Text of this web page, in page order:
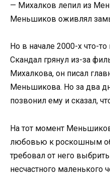
— Михалков лепил из
Меньшиков оживлял
Но в начале 2000-х что-
Скандал грянул из-за
Михалкова, он писал
Меньшикова. Но за два
позвонил ему и сказал,
На тот момент
любовью к роскошным
требовал от него
несчастного